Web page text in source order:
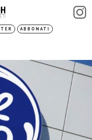
ABBONATI